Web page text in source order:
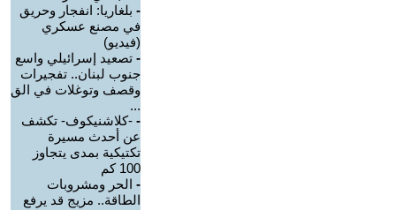
- بلغاريا: انفجار وحريق
في مصنع عسكري
(فيديو)
- تصعيد إسرائيلي واسع
جنوب لبنان.. تفجيرات
وقصف وتوغلات في الق
...
- -كلاشنيكوف- تكشف
عن أحدث مسيرة
تكتيكية بمدى يتجاوز
100 كم
- الحر ومشروبات
الطاقة.. مزيج قد يرفع